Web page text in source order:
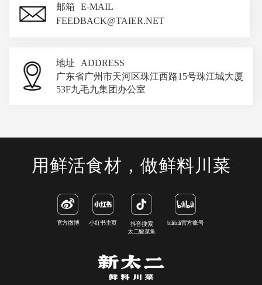
邮箱
E-MAIL
FEEDBACK@TAIER.NET
地址
ADDRESS
广东省广州市天河区珠江西路15号珠江城大厦
53F九毛九集团办公室
用鲜活食材，做鲜料川菜
官方微博 小红书主页
抖音搜索
太二酸菜鱼
bilibili官方账号